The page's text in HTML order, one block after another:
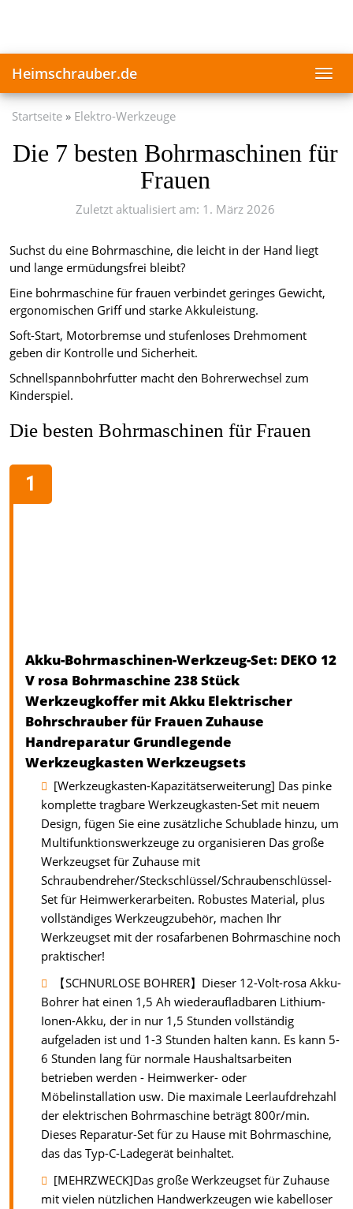
Heimschrauber.de
Startseite Elektro-Werkzeuge
Die 7 besten Bohrmaschinen für
Frauen
Zuletzt aktualisiert am: 1. März 2026
Suchst du eine Bohrmaschine, die leicht in der Hand liegt
und lange ermüdungsfrei bleibt?
Eine bohrmaschine für frauen verbindet geringes Gewicht,
ergonomischen Griff und starke Akkuleistung.
Soft-Start, Motorbremse und stufenloses Drehmoment
geben dir Kontrolle und Sicherheit.
Schnellspannbohrfutter macht den Bohrerwechsel zum
Kinderspiel.
Die besten Bohrmaschinen für Frauen
Akku-Bohrmaschinen-Werkzeug-Set: DEKO 12
V rosa Bohrmaschine 238 Stück
Werkzeugkoffer mit Akku Elektrischer
Bohrschrauber für Frauen Zuhause
Handreparatur Grundlegende
Werkzeugkasten Werkzeugsets
[Werkzeugkasten-Kapazitätserweiterung] Das pinke
komplette tragbare Werkzeugkasten-Set mit neuem
Design, fügen Sie eine zusätzliche Schublade hinzu, um
Multifunktionswerkzeuge zu organisieren Das große
Werkzeugset für Zuhause mit
Schraubendreher/Steckschlüssel/Schraubenschlüssel-
Set für Heimwerkerarbeiten. Robustes Material, plus
vollständiges Werkzeugzubehör, machen Ihr
Werkzeugset mit der rosafarbenen Bohrmaschine noch
praktischer!
【SCHNURLOSE BOHRER】Dieser 12-Volt-rosa Akku-
Bohrer hat einen 1,5 Ah wiederaufladbaren Lithium-
Ionen-Akku, der in nur 1,5 Stunden vollständig
aufgeladen ist und 1-3 Stunden halten kann. Es kann 5-
6 Stunden lang für normale Haushaltsarbeiten
betrieben werden - Heimwerker- oder
Möbelinstallation usw. Die maximale Leerlaufdrehzahl
der elektrischen Bohrmaschine beträgt 800r/min.
Dieses Reparatur-Set für zu Hause mit Bohrmaschine,
das das Typ-C-Ladegerät beinhaltet.
[MEHRZWECK]Das große Werkzeugset für Zuhause
mit vielen nützlichen Handwerkzeugen wie kabelloser